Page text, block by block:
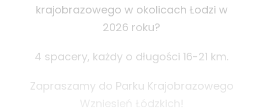
krajobrazowego w okolicach Łodzi w
2026 roku?
4 spacery, każdy o długości 16-21 km.
Zapraszamy do Parku Krajobrazowego
Wzniesień Łódzkich!